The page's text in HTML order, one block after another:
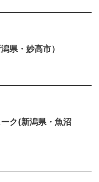
県・妙高市）
ク(新潟県・魚沼